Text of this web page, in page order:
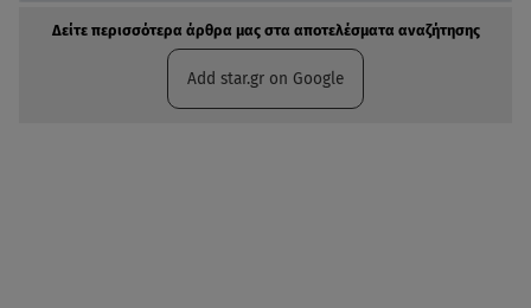
Δείτε περισσότερα άρθρα μας στα αποτελέσματα αναζήτησης
Add star.gr on Google